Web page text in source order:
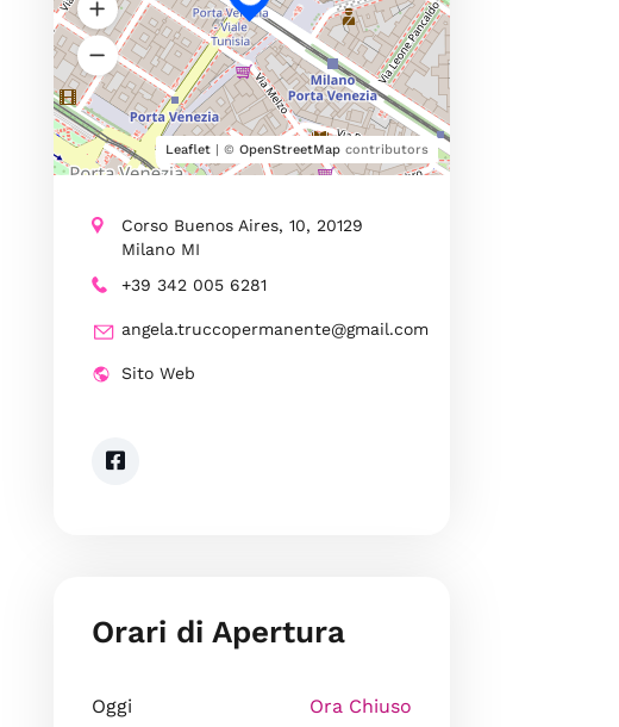
Leaflet| © OpenStreetMapcontributors
Corso Buenos Aires, 10, 20129
Milano MI
+39 342 005 6281
angela.truccopermanente@gmail.com
Sito Web
Orari di Apertura
Oggi Ora Chiuso